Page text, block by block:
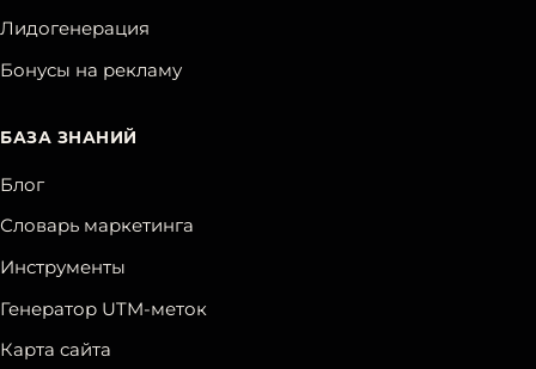
Лидогенерация
Бонусы на рекламу
БАЗА ЗНАНИЙ
Блог
Словарь маркетинга
Инструменты
Генератор UTM-меток
Карта сайта